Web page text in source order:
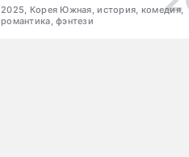
2025, Корея Южная, история, комедия,
романтика, фэнтези